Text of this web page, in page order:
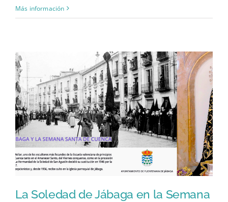
Más información
La Soledad de Jábaga en la Semana